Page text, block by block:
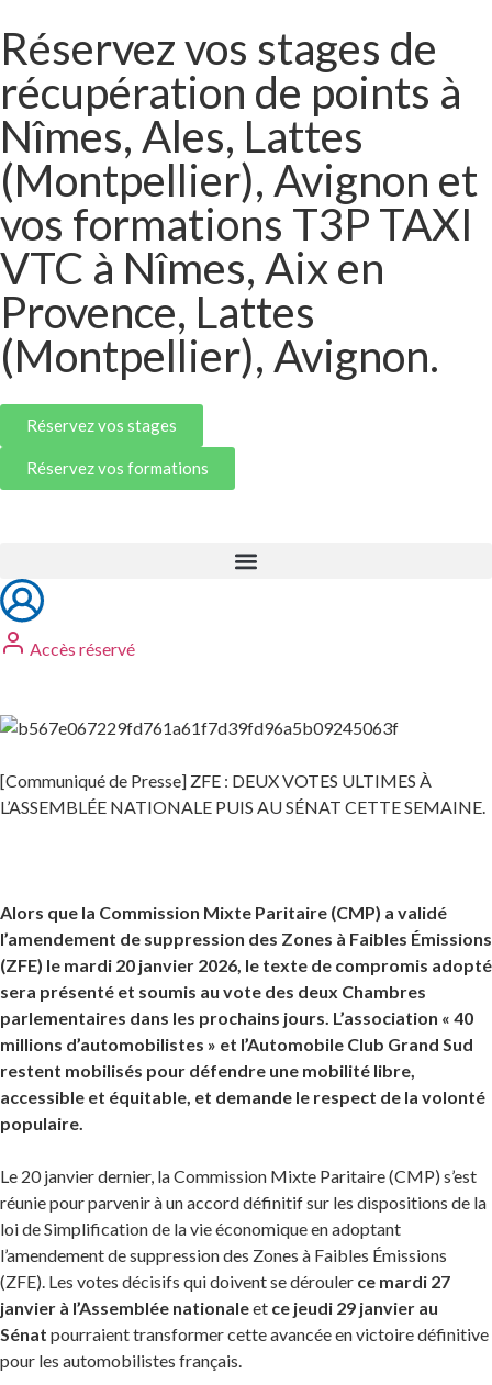
Réservez vos stages de
récupération de points à
Nîmes, Ales, Lattes
(Montpellier), Avignon et
vos formations T3P TAXI
VTC à Nîmes, Aix en
Provence, Lattes
(Montpellier), Avignon.
Réservez vos stages
Réservez vos formations
Accès réservé
[Communiqué de Presse] ZFE : DEUX VOTES ULTIMES À
L’ASSEMBLÉE NATIONALE PUIS AU SÉNAT CETTE SEMAINE.
Alors que la Commission Mixte Paritaire (CMP) a validé
l’amendement de suppression des Zones à Faibles Émissions
(ZFE) le mardi 20 janvier 2026, le texte de compromis adopté
sera présenté et soumis au vote des deux Chambres
parlementaires dans les prochains jours. L’association « 40
millions d’automobilistes » et l’Automobile Club Grand Sud
restent mobilisés pour défendre une mobilité libre,
accessible et équitable, et demande le respect de la volonté
populaire.
Le 20 janvier dernier, la Commission Mixte Paritaire (CMP) s’est
réunie pour parvenir à un accord définitif sur les dispositions de la
loi de Simplification de la vie économique en adoptant
l’amendement de suppression des Zones à Faibles Émissions
(ZFE). Les votes décisifs qui doivent se dérouler ce mardi 27
janvier à l’Assemblée nationaleet ce jeudi 29 janvier au
Sénat pourraient transformer cette avancée en victoire définitive
pour les automobilistes français.